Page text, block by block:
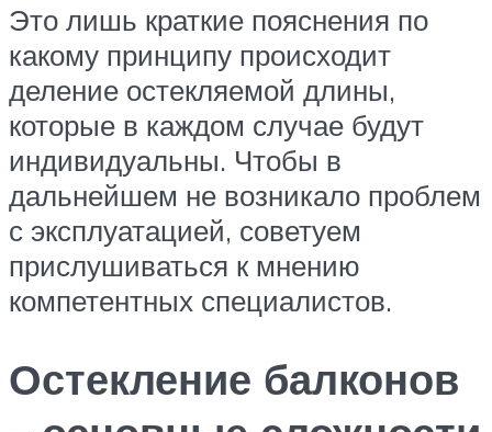
Это лишь краткие пояснения по
какому принципу происходит
деление остекляемой длины,
которые в каждом случае будут
индивидуальны. Чтобы в
дальнейшем не возникало проблем
с эксплуатацией, советуем
прислушиваться к мнению
компетентных специалистов.
Остекление балконов